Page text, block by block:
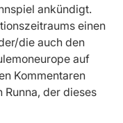
ankündigt.
einen
die auch den
auf
Kommentaren
der dieses